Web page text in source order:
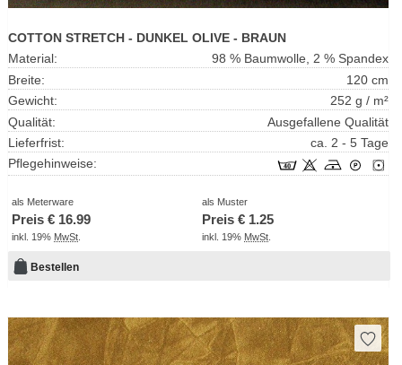
COTTON STRETCH - DUNKEL OLIVE - BRAUN
Material:
98 % Baumwolle, 2 % Spandex
Breite:
120 cm
Gewicht:
252 g / m²
Qualität:
Ausgefallene Qualität
Lieferfrist:
ca. 2 - 5 Tage
Pflegehinweise:
als Meterware
Preis € 16.99
inkl. 19% MwSt
als Muster
Preis € 1.25
inkl. 19% MwSt
Bestellen